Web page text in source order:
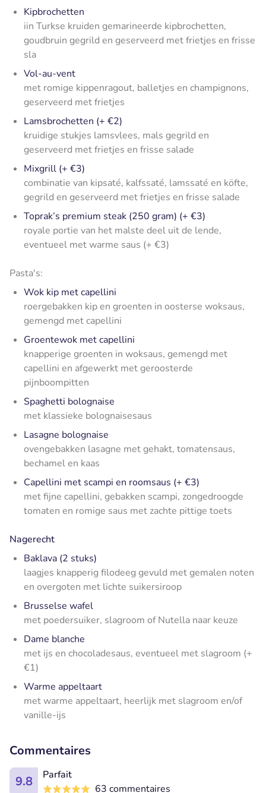
Kipbrochetten
iin Turkse kruiden gemarineerde kipbrochetten,
goudbruin gegrild en geserveerd met frietjes en frisse
sla
Vol-au-vent
met romige kippenragout, balletjes en champignons,
geserveerd met frietjes
Lamsbrochetten (+ €2)
kruidige stukjes lamsvlees, mals gegrild en
geserveerd met frietjes en frisse salade
Mixgrill (+ €3)
combinatie van kipsaté, kalfssaté, lamssaté en köfte,
gegrild en geserveerd met frietjes en frisse salade
Toprak’s premium steak (250 gram) (+ €3)
royale portie van het malste deel uit de lende,
eventueel met warme saus (+ €3)
Pasta's:
Wok kip met capellini
roergebakken kip en groenten in oosterse woksaus,
gemengd met capellini
Groentewok met capellini
knapperige groenten in woksaus, gemengd met
capellini en afgewerkt met geroosterde
pijnboompitten
Spaghetti bolognaise
met klassieke bolognaisesaus
Lasagne bolognaise
ovengebakken lasagne met gehakt, tomatensaus,
bechamel en kaas
Capellini met scampi en roomsaus (+ €3)
met fijne capellini, gebakken scampi, zongedroogde
tomaten en romige saus met zachte pittige toets
Nagerecht
Baklava (2 stuks)
laagjes knapperig filodeeg gevuld met gemalen noten
en overgoten met lichte suikersiroop
Brusselse wafel
met poedersuiker, slagroom of Nutella naar keuze
Dame blanche
met ijs en chocoladesaus, eventueel met slagroom (+
€1)
Warme appeltaart
met warme appeltaart, heerlijk met slagroom en/of
vanille-ijs
Commentaires
9.8
Parfait
63 commentaires